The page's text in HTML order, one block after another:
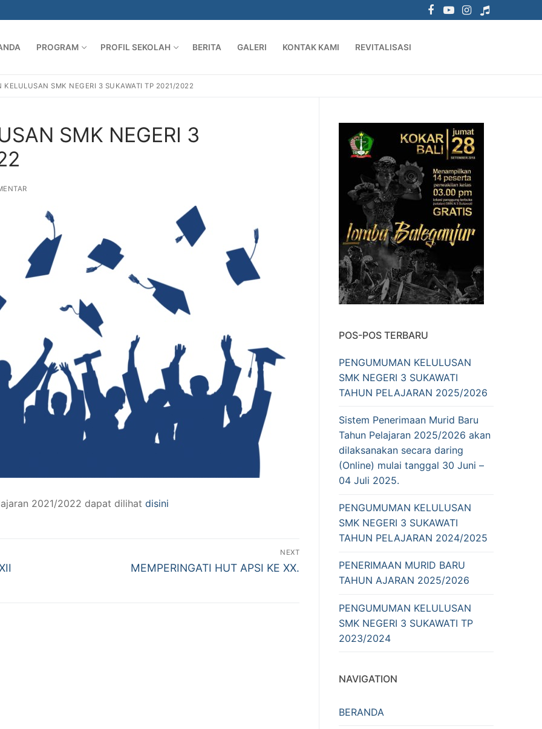
PROGRAM PROFIL SEKOLAH BERITA GALERI KONTAK KAMI REVITALISASI
KLASIK
& RAMBUT
KELULUSAN SMK NEGERI 3 SUKAWATI TP 2021/2022
SMK NEGERI 3
2021/2022 dapat dilihat disini
NEXT
Next
MEMPERINGATI HUT APSI KE XX.
POS-POS TERBARU
PENGUMUMAN KELULUSAN
SMK NEGERI 3 SUKAWATI
TAHUN PELAJARAN 2025/2026
Sistem Penerimaan Murid Baru
Tahun Pelajaran 2025/2026 akan
dilaksanakan secara daring
(Online) mulai tanggal 30 Juni –
04 Juli 2025.
PENGUMUMAN KELULUSAN
SMK NEGERI 3 SUKAWATI
TAHUN PELAJARAN 2024/2025
PENERIMAAN MURID BARU
TAHUN AJARAN 2025/2026
PENGUMUMAN KELULUSAN
SMK NEGERI 3 SUKAWATI TP
2023/2024
NAVIGATION
BERANDA